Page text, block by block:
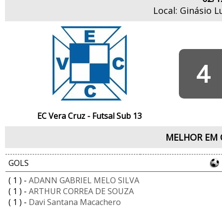
Local: Ginásio
EC Vera Cruz - Futsal Sub 13
4
MELHOR
GOLS
( 1 ) - ADANN GABRIEL MELO SILVA
( 1 ) - ARTHUR CORREA DE SOUZA
( 1 ) - Davi Santana Macachero